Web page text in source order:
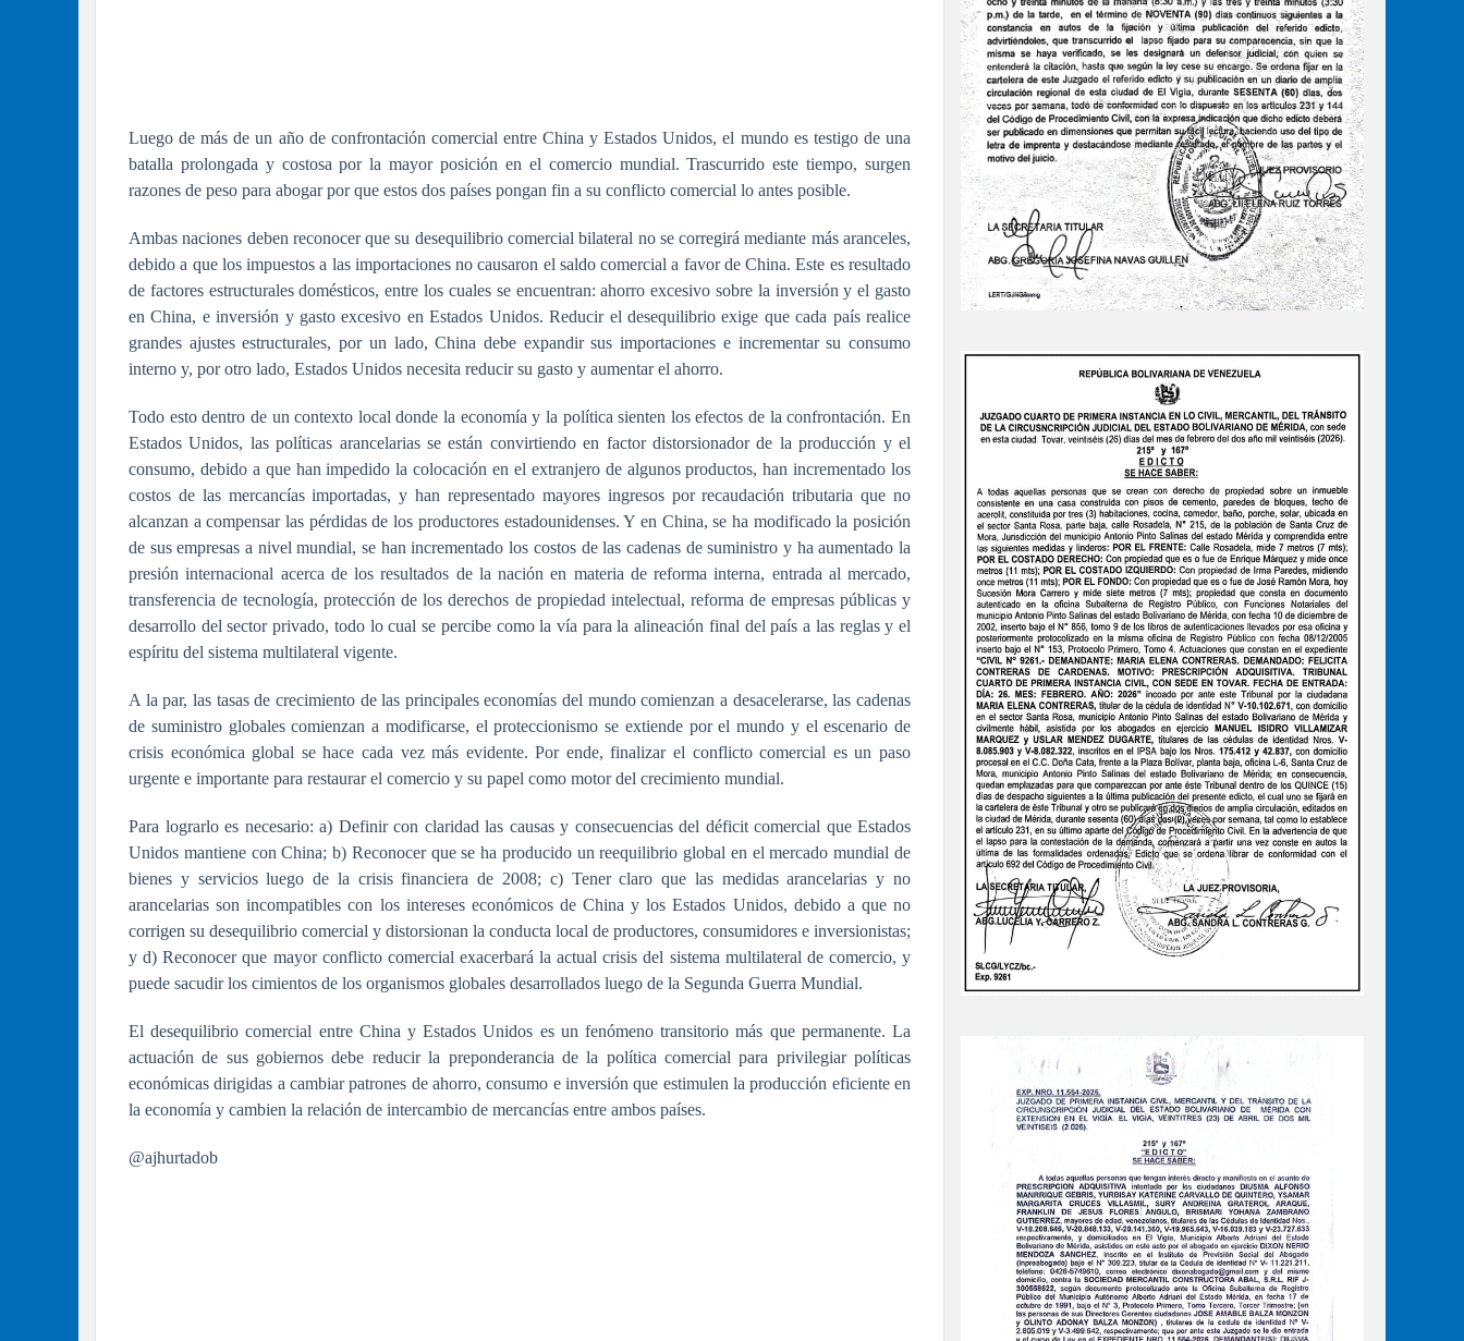
Luego de más de un año de confrontación comercial entre China y Estados Unidos, el mundo es testigo de una
batalla prolongada y costosa por la mayor posición en el comercio mundial. Trascurrido este tiempo, surgen
razones de peso para abogar por que estos dos países pongan fin a su conflicto comercial lo antes posible.
Ambas naciones deben reconocer que su desequilibrio comercial bilateral no se corregirá mediante más aranceles,
debido a que los impuestos a las importaciones no causaron el saldo comercial a favor de China. Este es resultado
de factores estructurales domésticos, entre los cuales se encuentran: ahorro excesivo sobre la inversión y el gasto
en China, e inversión y gasto excesivo en Estados Unidos. Reducir el desequilibrio exige que cada país realice
grandes ajustes estructurales, por un lado, China debe expandir sus importaciones e incrementar su consumo
interno y, por otro lado, Estados Unidos necesita reducir su gasto y aumentar el ahorro.
Todo esto dentro de un contexto local donde la economía y la política sienten los efectos de la confrontación. En
Estados Unidos, las políticas arancelarias se están convirtiendo en factor distorsionador de la producción y el
consumo, debido a que han impedido la colocación en el extranjero de algunos productos, han incrementado los
costos de las mercancías importadas, y han representado mayores ingresos por recaudación tributaria que no
alcanzan a compensar las pérdidas de los productores estadounidenses. Y en China, se ha modificado la posición
de sus empresas a nivel mundial, se han incrementado los costos de las cadenas de suministro y ha aumentado la
presión internacional acerca de los resultados de la nación en materia de reforma interna, entrada al mercado,
transferencia de tecnología, protección de los derechos de propiedad intelectual, reforma de empresas públicas y
desarrollo del sector privado, todo lo cual se percibe como la vía para la alineación final del país a las reglas y el
espíritu del sistema multilateral vigente.
A la par, las tasas de crecimiento de las principales economías del mundo comienzan a desacelerarse, las cadenas
de suministro globales comienzan a modificarse, el proteccionismo se extiende por el mundo y el escenario de
crisis económica global se hace cada vez más evidente. Por ende, finalizar el conflicto comercial es un paso
urgente e importante para restaurar el comercio y su papel como motor del crecimiento mundial.
Para lograrlo es necesario: a) Definir con claridad las causas y consecuencias del déficit comercial que Estados
Unidos mantiene con China; b) Reconocer que se ha producido un reequilibrio global en el mercado mundial de
bienes y servicios luego de la crisis financiera de 2008; c) Tener claro que las medidas arancelarias y no
arancelarias son incompatibles con los intereses económicos de China y los Estados Unidos, debido a que no
corrigen su desequilibrio comercial y distorsionan la conducta local de productores, consumidores e inversionistas;
y d) Reconocer que mayor conflicto comercial exacerbará la actual crisis del sistema multilateral de comercio, y
puede sacudir los cimientos de los organismos globales desarrollados luego de la Segunda Guerra Mundial.
El desequilibrio comercial entre China y Estados Unidos es un fenómeno transitorio más que permanente. La
actuación de sus gobiernos debe reducir la preponderancia de la política comercial para privilegiar políticas
económicas dirigidas a cambiar patrones de ahorro, consumo e inversión que estimulen la producción eficiente en
la economía y cambien la relación de intercambio de mercancías entre ambos países.
@ajhurtadob